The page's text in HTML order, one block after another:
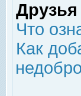
Что
Как